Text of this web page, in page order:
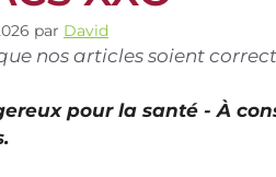
par David
nos articles soient
pour la santé - À